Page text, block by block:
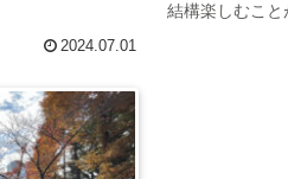
2024.07.01
結構楽しむこと